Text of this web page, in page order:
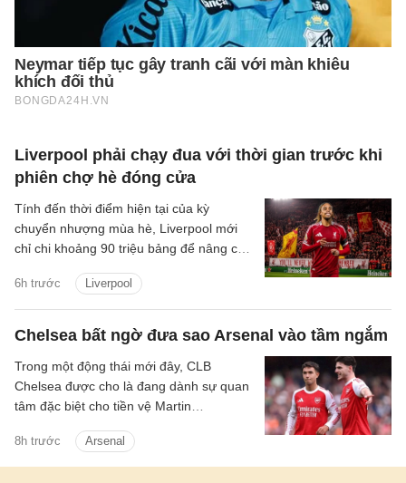
Liverpool phải chạy đua với thời gian trước khi
phiên chợ hè đóng cửa
6h trước Liverpool
Tính đến thời điểm hiện tại của kỳ
chuyển nhượng mùa hè, Liverpool mới
chỉ chi khoảng 90 triệu bảng để nâng cấp
Jeremy Jacquet và cầu thủ chạy cánh
Victor Munoz.
Chelsea bất ngờ đưa sao Arsenal vào tầm ngắm
8h trước Arsenal
Trong một động thái mới đây, CLB
Chelsea được cho là đang dành sự quan
tâm đặc biệt cho tiền vệ Martin